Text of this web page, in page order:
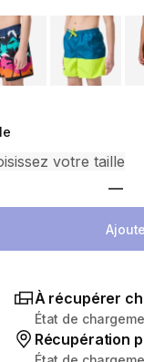
a variant
À récupérer
État de
Récupération